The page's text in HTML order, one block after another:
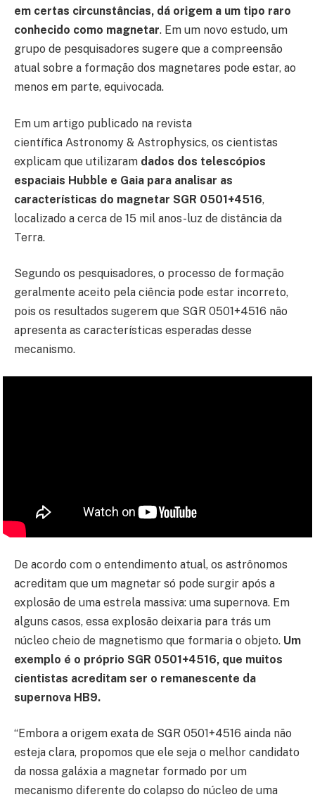
em certas circunstâncias, dá origem a um tipo raro
conhecido como magnetar. Em um novo estudo, um
grupo de pesquisadores sugere que a compreensão
atual sobre a formação dos magnetares pode estar, ao
menos em parte, equivocada.
Em um artigo publicado na revista
científica Astronomy & Astrophysics, os cientistas
explicam que utilizaram dados dos telescópios
espaciais Hubble e Gaia para analisar as
características do magnetar SGR 0501+4516,
localizado a cerca de 15 mil anos-luz de distância da
Terra.
Segundo os pesquisadores, o processo de formação
geralmente aceito pela ciência pode estar incorreto,
pois os resultados sugerem que SGR 0501+4516 não
apresenta as características esperadas desse
mecanismo.
De acordo com o entendimento atual, os astrônomos
acreditam que um magnetar só pode surgir após a
explosão de uma estrela massiva: uma supernova. Em
alguns casos, essa explosão deixaria para trás um
núcleo cheio de magnetismo que formaria o objeto. Um
exemplo é o próprio SGR 0501+4516, que muitos
cientistas acreditam ser o remanescente da
supernova HB9.
“Embora a origem exata de SGR 0501+4516 ainda não
esteja clara, propomos que ele seja o melhor candidato
da nossa galáxia a magnetar formado por um
mecanismo diferente do colapso do núcleo de uma